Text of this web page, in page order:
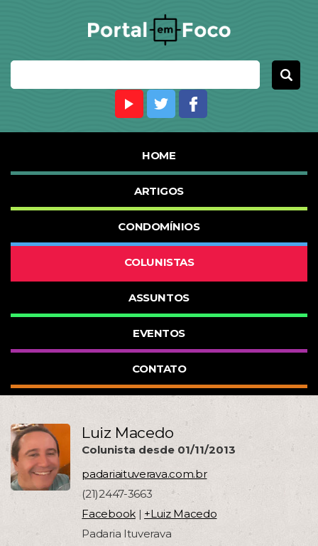
HOME
ARTIGOS
CONDOMÍNIOS
COLUNISTAS
ASSUNTOS
EVENTOS
CONTATO
Luiz Macedo
Colunista desde 01/11/2013
padariaituverava.com.br
(21)2447-3663
Facebook| +Luiz Macedo
Padaria Ituverava